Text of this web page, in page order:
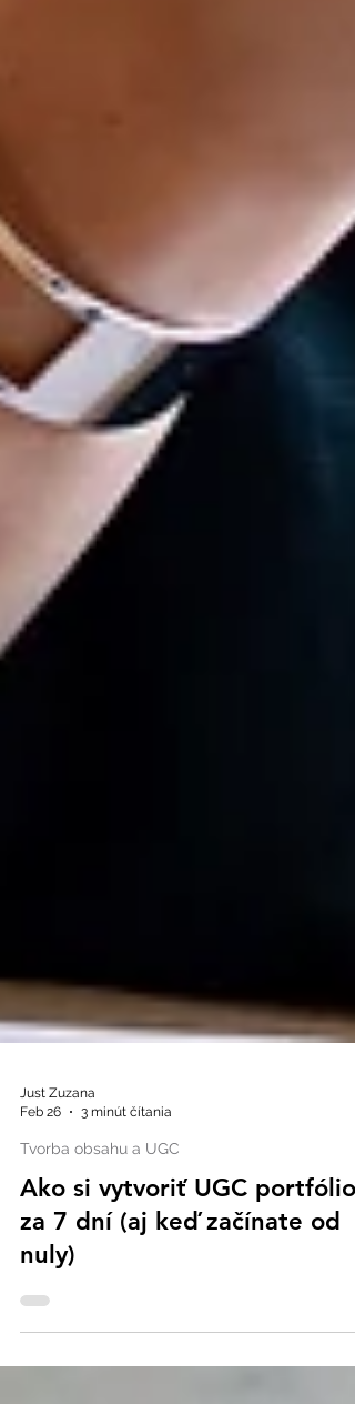
Just Zuzana
Tvorba obsahu a UGC
Ako si vytvoriť UGC portfólio
za 7 dní (aj keď začínate od
nuly)